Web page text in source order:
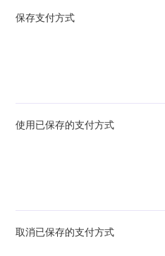
保存支付方式
使用已保存的支付方式
取消已保存的支付方式